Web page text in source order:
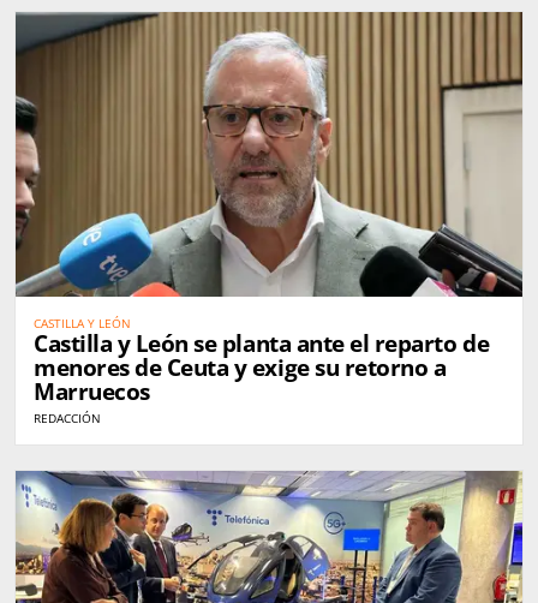
CASTILLA Y LEÓN
Castilla y León se planta ante el reparto de
menores de Ceuta y exige su retorno a
Marruecos
REDACCIÓN